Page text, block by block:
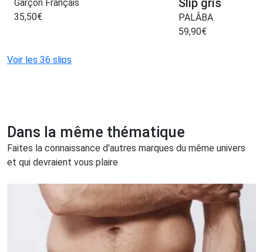
Garçon Français
35,50€
Slip gris
PALÂBA
59,90€
Voir les 36 slips
Dans la même thématique
Faites la connaissance d'autres marques du même univers
et qui devraient vous plaire